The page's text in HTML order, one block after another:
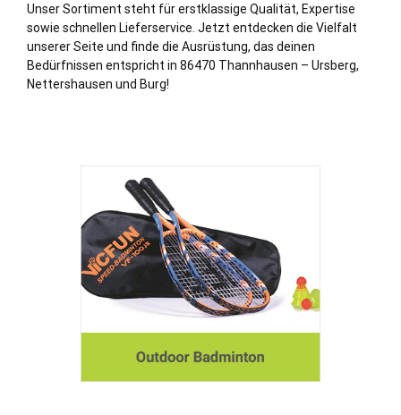
Unser Sortiment steht für erstklassige Qualität, Expertise
sowie schnellen Lieferservice. Jetzt entdecken die Vielfalt
unserer Seite und finde die Ausrüstung, das deinen
Bedürfnissen entspricht in 86470 Thannhausen – Ursberg,
Nettershausen und Burg!